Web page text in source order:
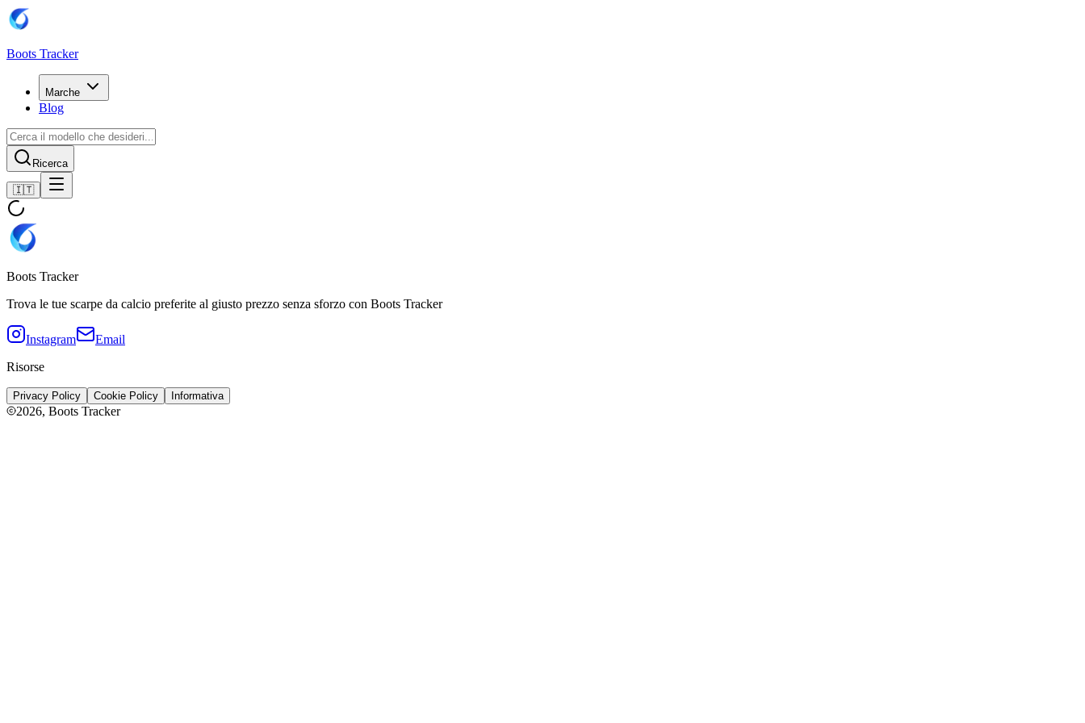
Boots Tracker
Marche
Blog
Ricerca
🇮🇹
Boots Tracker
Trova le tue scarpe da calcio preferite al giusto prezzo senza sforzo con Boots Tracker
Instagram
Email
Risorse
Privacy Policy Cookie Policy Informativa
2026, Boots Tracker